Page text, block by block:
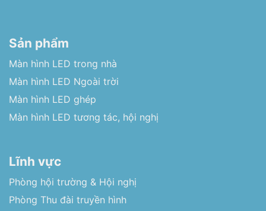
Sản phẩm
Màn hình LED trong nhà
Màn hình LED Ngoài trời
Màn hình LED ghép
Màn hình LED tương tác, hội nghị
Lĩnh vực
Phòng hội trường & Hội nghị
Phòng Thu đài truyền hình